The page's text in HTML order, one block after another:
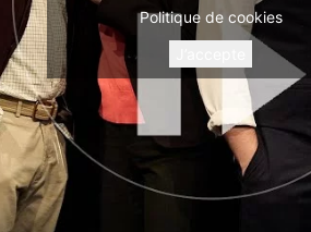
Politique de cookies